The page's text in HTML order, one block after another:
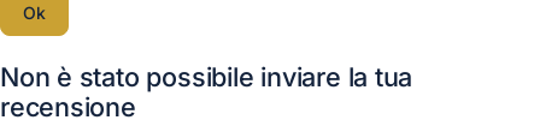
Ok
Non è stato possibile inviare la tua
recensione